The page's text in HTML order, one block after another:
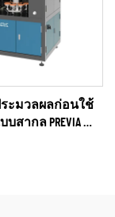
ระมวลผลก่อนใช้
บสากล PREVIA